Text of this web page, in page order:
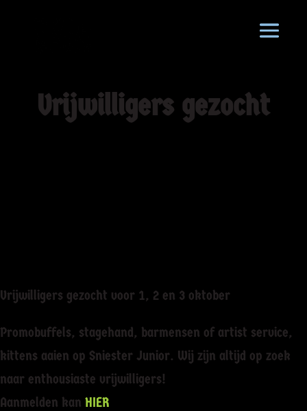
Vrijwilligers gezocht
Vrijwilligers gezocht voor 1, 2 en 3 oktober
Promobuffels, stagehand, barmensen of artist service,
kittens aaien op Sniester Junior. Wij zijn altijd op zoek
naar enthousiaste vrijwilligers!
Aanmelden kan HIER